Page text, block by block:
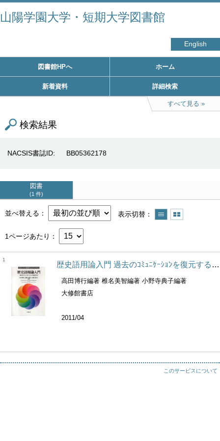
山陽学園大学・短期大学図書館
English
図書館HPへ ホーム
新着資料 詳細検索
すべて見る
検索結果
NACSIS書誌ID BB05362178
図書
1 件
並べ替える 表示切替
1ページあたり
1
歴史語用論入門 過去のｺﾐｭﾆｹｰｼｮﾝを復元する ｼﾘｰｽﾞ･言語学ﾌﾛﾝﾃｨｱ ; 03
高田博行編著 椎名美智編著 小野寺典子編著
大修館書店
2011/04
このサービスについて